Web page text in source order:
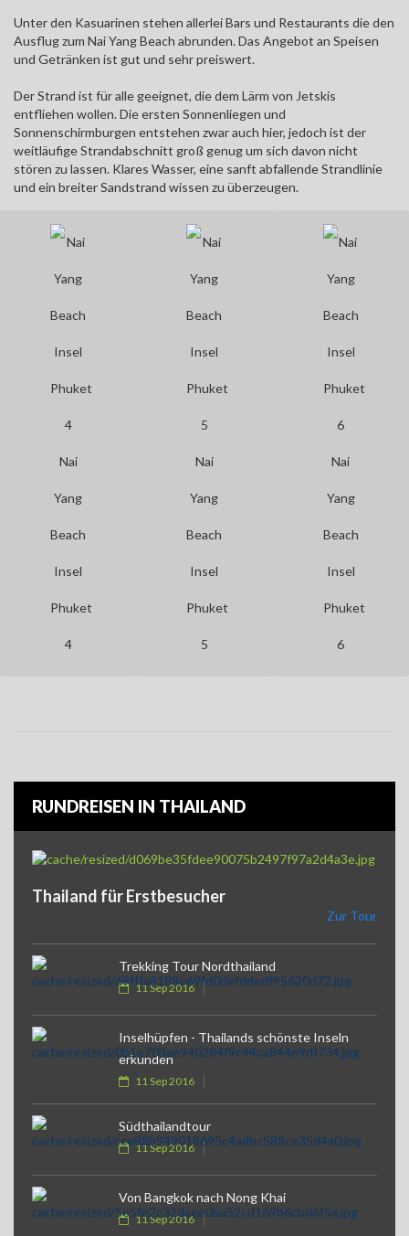
Unter den Kasuarinen stehen allerlei Bars und Restaurants die den
Ausflug zum Nai Yang Beach abrunden. Das Angebot an Speisen
und Getränken ist gut und sehr preiswert.
Der Strand ist für alle geeignet, die dem Lärm von Jetskis
entfliehen wollen. Die ersten Sonnenliegen und
Sonnenschirmburgen entstehen zwar auch hier, jedoch ist der
weitläufige Strandabschnitt groß genug um sich davon nicht
stören zu lassen. Klares Wasser, eine sanft abfallende Strandlinie
und ein breiter Sandstrand wissen zu überzeugen.
Nai
Yang
Beach
Insel
Phuket
4
Nai
Yang
Beach
Insel
Phuket
5
Nai
Yang
Beach
Insel
Phuket
6
RUNDREISEN IN THAILAND
Thailand für Erstbesucher
Zur Tour
Trekking Tour Nordthailand
11 Sep 2016
Inselhüpfen - Thailands schönste Inseln
erkunden
11 Sep 2016
Südthailandtour
11 Sep 2016
Von Bangkok nach Nong Khai
11 Sep 2016